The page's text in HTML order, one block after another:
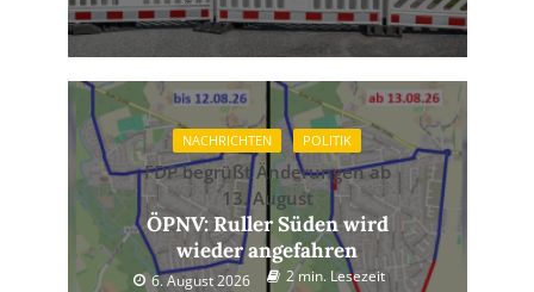
NACHRICHTEN POLITIK
FDP begrüßt Änderungen ab
13. August
ÖPNV: Ruller Süden wird
wieder angefahren
6. August 2026 2 min. Lesezeit